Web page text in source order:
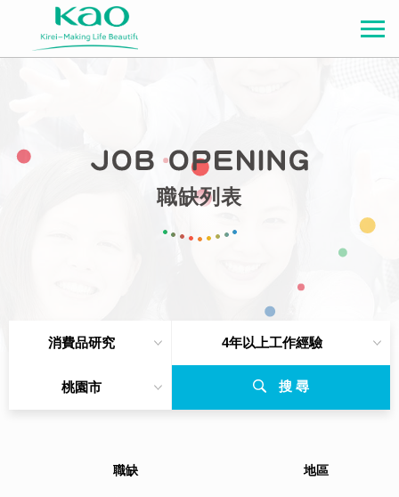
職缺列表
消費品研究 4年以上工作經驗
桃園市 搜 尋
職缺 地區